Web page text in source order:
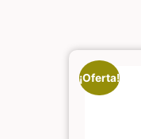
¡Oferta!